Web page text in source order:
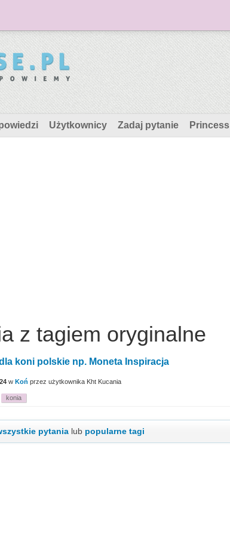
Użytkownicy Zadaj pytanie Princess
z tagiem oryginalne
koni polskie np. Moneta Inspiracja
w Koń przez użytkownika Kht Kucania
konia
pytanialub popularne tagi